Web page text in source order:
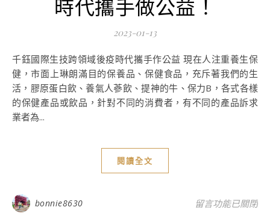
時代攜手做公益！
2023-01-13
千鈺國際生技跨領域後疫時代攜手作公益 現在人注重養生保
健，市面上琳朗滿目的保養品、保健食品，充斥著我們的生
活，膠原蛋白飲、養氣人蔘飲、提神的牛、保力B，各式各樣
的保健產品或飲品，針對不同的消費者，有不同的產品訴求
業者為...
閱讀全文
bonnie8630 在〈千鈺國際生
留言功能已關閉